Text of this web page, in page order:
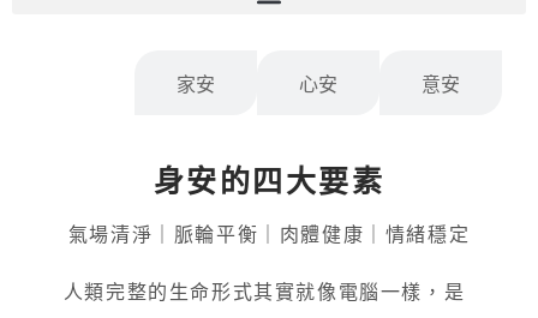
家安 心安 意安
身安的四大要素
氣場清淨｜脈輪平衡｜肉體健康｜情緒穩定
人類完整的生命形式其實就像電腦一樣，是